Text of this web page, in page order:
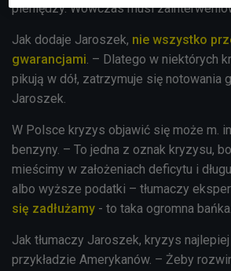
pieniędzy. Wówczas musi
Jak dodaje Jaroszek, nie wszystko
gwarancjami. – Dlatego w niektórych
pikują w dół, zatrzymuje się notowania
Jaroszek.
W Polsce kryzys objawić się może m.
benzyny. – To jedna z oznak kryzysu,
mieścimy w założeniach deficytu i
albo wyższe podatki – tłumaczy
się zadłużamy - to taka ogromna bańka.
Jak tłumaczy Jaroszek, kryzys
przykładzie Amerykanów. – Żeby